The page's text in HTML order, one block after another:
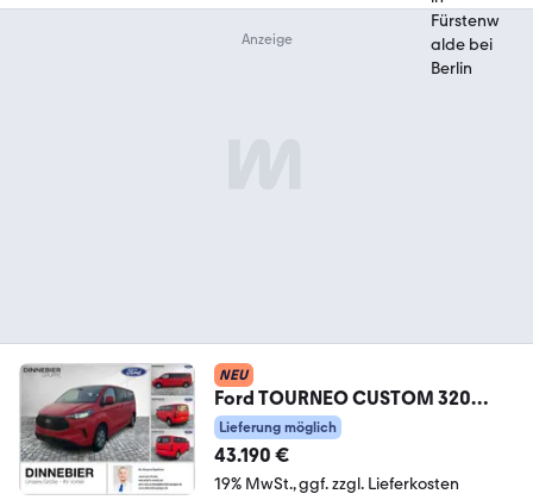
NEU
Ford TOURNEO CUSTOM 320
L2H1 Trend
Lieferung möglich
43.190 €
19% MwSt. ggf. zzgl. Lieferkosten